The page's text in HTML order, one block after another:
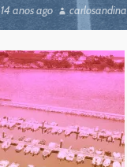
14 anos ago carlosandina